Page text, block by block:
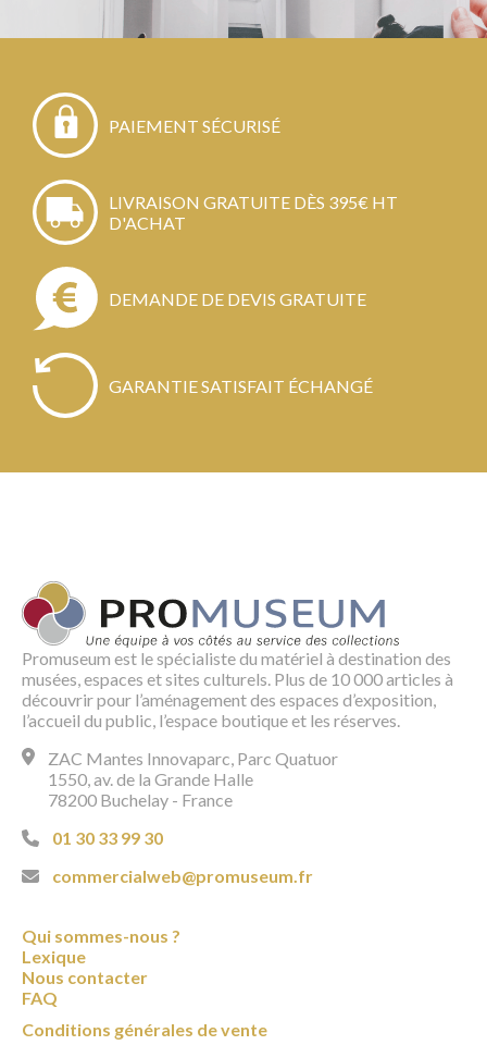
PAIEMENT SÉCURISÉ
LIVRAISON GRATUITE DÈS 395€ HT
D'ACHAT
DEMANDE DE DEVIS GRATUITE
GARANTIE SATISFAIT ÉCHANGÉ
Promuseum est le spécialiste du matériel à destination des
musées, espaces et sites culturels. Plus de 10 000 articles à
découvrir pour l’aménagement des espaces d’exposition,
l’accueil du public, l’espace boutique et les réserves.
ZAC Mantes Innovaparc, Parc Quatuor
1550, av. de la Grande Halle
78200 Buchelay - France
01 30 33 99 30
commercialweb@promuseum.fr
Qui sommes-nous ?
Lexique
Nous contacter
FAQ
Conditions générales de vente